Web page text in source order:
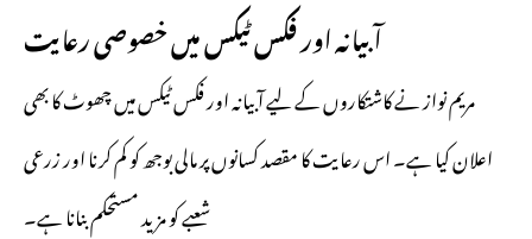
آبیانہ اور فکس ٹیکس میں خصوصی رعایت
مریم نواز نے کاشتکاروں کے لیے آبیانہ اور فکس ٹیکس میں چھوٹ کا بھی
اعلان کیا ہے۔ اس رعایت کا مقصد کسانوں پر مالی بوجھ کو کم کرنا اور زرعی
شعبے کو مزید مستحکم بنانا ہے۔